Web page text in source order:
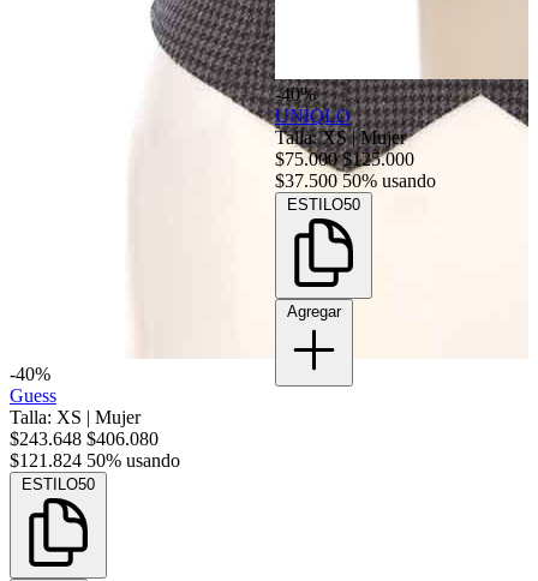
-40%
Guess
Talla: XS | Mujer
$243.648 $406.080
$121.824 50% usando
ESTILO50
-40%
UNIQLO
Talla: XS|Mujer
$75.000$125.000
$37.50050% usando
ESTILO50
Agregar